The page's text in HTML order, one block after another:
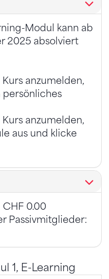
Modul kann ab
2025 absolviert
anzumelden,
persönliches
anzumelden,
aus und klicke
0.00
Passivmitglieder:
1, E-Learning